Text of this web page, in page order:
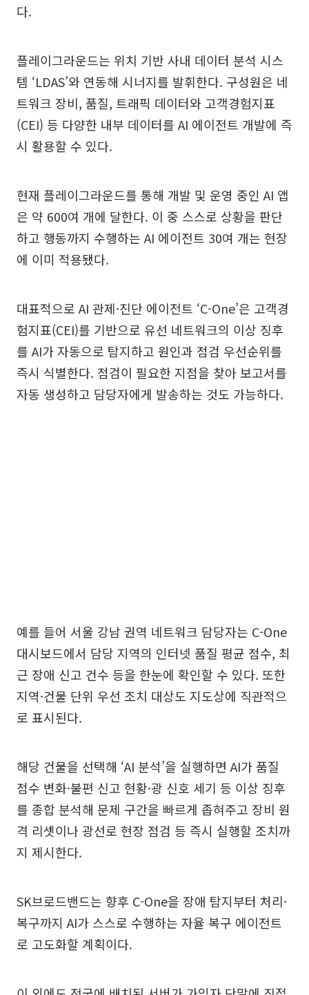
다.
플레이그라운드는 위치 기반 사내 데이터 분석 시스
템 ‘LDAS’와 연동해 시너지를 발휘한다. 구성원은 네
트워크 장비, 품질, 트래픽 데이터와 고객경험지표
(CEI) 등 다양한 내부 데이터를 AI 에이전트 개발에 즉
시 활용할 수 있다.
현재 플레이그라운드를 통해 개발 및 운영 중인 AI 앱
은 약 600여 개에 달한다. 이 중 스스로 상황을 판단
하고 행동까지 수행하는 AI 에이전트 30여 개는 현장
에 이미 적용됐다.
대표적으로 AI 관제·진단 에이전트 ‘C-One’은 고객경
험지표(CEI)를 기반으로 유선 네트워크의 이상 징후
를 AI가 자동으로 탐지하고 원인과 점검 우선순위를
즉시 식별한다. 점검이 필요한 지점을 찾아 보고서를
자동 생성하고 담당자에게 발송하는 것도 가능하다.
예를 들어 서울 강남 권역 네트워크 담당자는 C-One
대시보드에서 담당 지역의 인터넷 품질 평균 점수, 최
근 장애 신고 건수 등을 한눈에 확인할 수 있다. 또한
지역·건물 단위 우선 조치 대상도 지도상에 직관적으
로 표시된다.
해당 건물을 선택해 ‘AI 분석’을 실행하면 AI가 품질
점수 변화·불편 신고 현황·광 신호 세기 등 이상 징후
를 종합 분석해 문제 구간을 빠르게 좁혀주고 장비 원
격 리셋이나 광선로 현장 점검 등 즉시 실행할 조치까
지 제시한다.
SK브로드밴드는 향후 C-One을 장애 탐지부터 처리·
복구까지 AI가 스스로 수행하는 자율 복구 에이전트
로 고도화할 계획이다.